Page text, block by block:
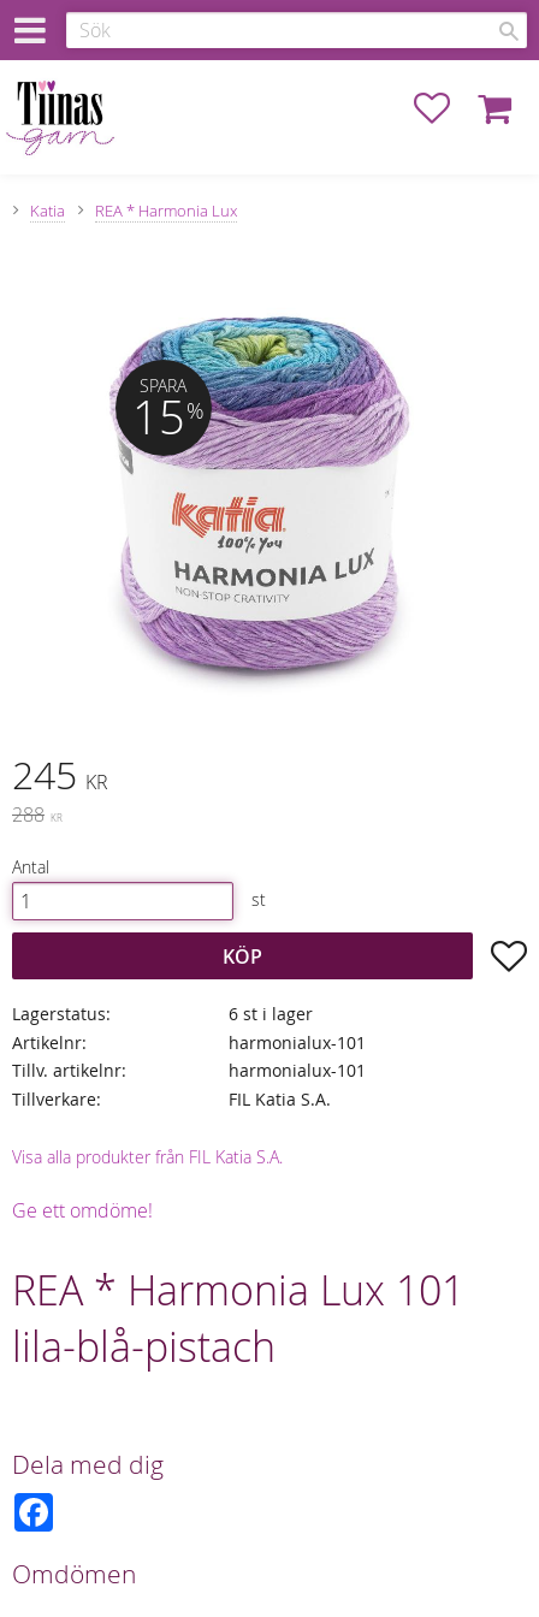
Favoriter
Katia REA * Harmonia Lux
SPARA
15%
Nedsatt pris:
245 KR
Ordinarie pris:
288 KR
Antal
st
KÖP
Lagerstatus
6 st i lager
Artikelnr
harmonialux-101
Tillv. artikelnr
harmonialux-101
Tillverkare
FIL Katia S.A.
Visa alla produkter från FIL Katia S.A.
Ge ett omdöme!
REA * Harmonia Lux 101
lila-blå-pistach
Dela med dig
b
Omdömen